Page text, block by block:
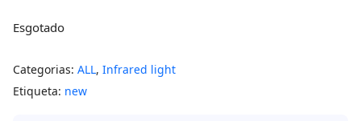
Esgotado
Categorias: ALL, Infrared light
Etiqueta: new